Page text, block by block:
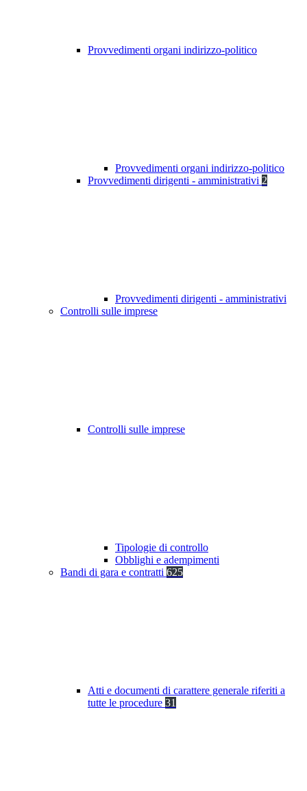
Provvedimenti organi indirizzo-politico
Provvedimenti organi indirizzo-politico
Provvedimenti dirigenti - amministrativi 2
Provvedimenti dirigenti - amministrativi
Controlli sulle imprese
Controlli sulle imprese
Tipologie di controllo
Obblighi e adempimenti
Bandi di gara e contratti 625
Atti e documenti di carattere generale riferiti a
tutte le procedure 31